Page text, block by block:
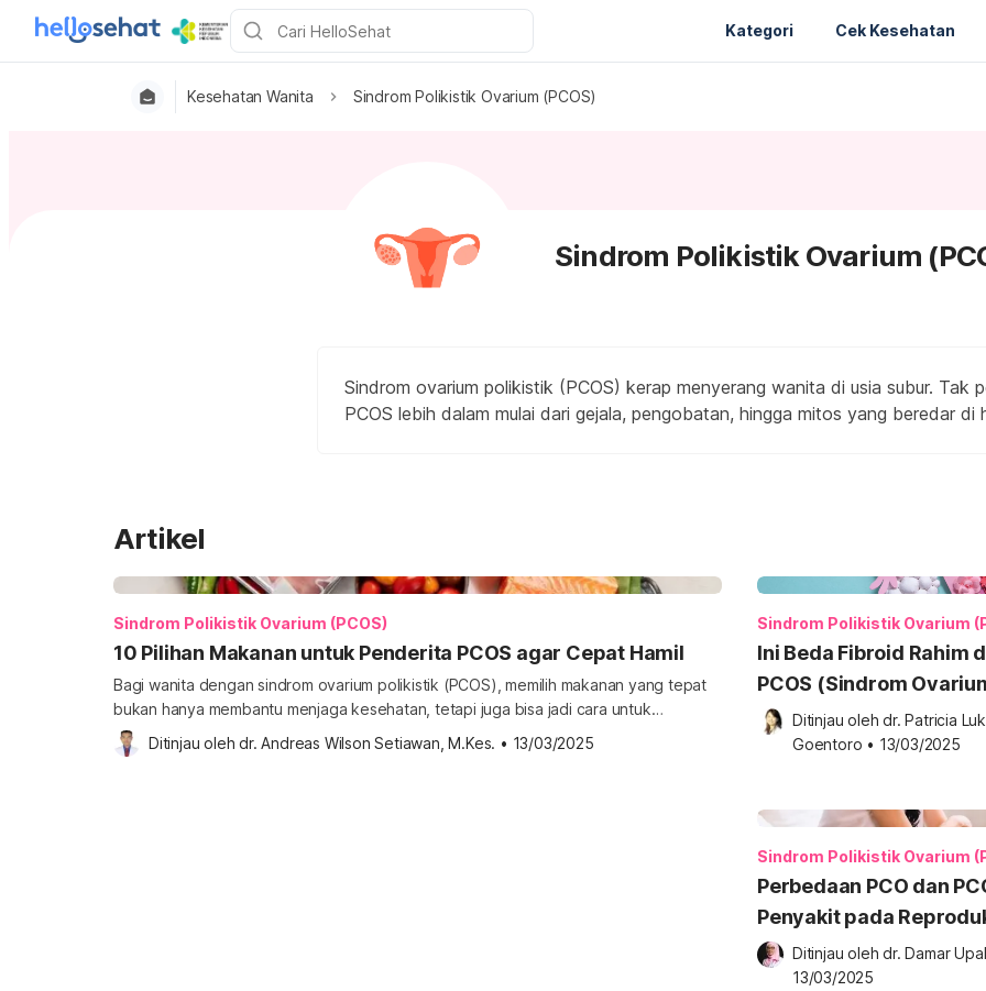
Kategori Cek Kesehatan
Kesehatan Wanita Sindrom Polikistik Ovarium (PCOS)
Sindrom Polikistik Ovarium
Sindrom ovarium polikistik (PCOS) kerap menyerang wanita di usia subur. Tak
PCOS lebih dalam mulai dari gejala, pengobatan, hingga mitos yang beredar di
Artikel
Sindrom Polikistik Ovarium (PCOS)
10 Pilihan Makanan untuk Penderita PCOS agar Cepat Hamil
Bagi wanita dengan sindrom ovarium polikistik (PCOS), memilih makanan yang tepat
bukan hanya membantu menjaga kesehatan, tetapi juga bisa jadi cara untuk
meningkatkan peluang kehamilan. Nah, berikut ini beberapa pilihan makanan yang
bisa dikonsumsi oleh penderita PCOS agar cepat hamil. Berbagai makanan untuk
Ditinjau oleh dr. Andreas Wilson Setiawan, M.Kes. • 13/03/2025
Sindrom Polikistik Ovarium
Ini Beda Fibroid Rahim
PCOS (Sindrom
Polikistik)
Ditinjau oleh dr. Patricia
Goentoro • 13/03/2025
Sindrom Polikistik Ovarium
Perbedaan PCO dan
Penyakit pada
WanitaDitinjau oleh dr. Damar
13/03/2025